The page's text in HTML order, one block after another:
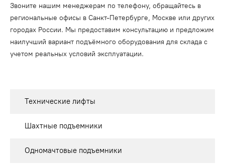
Звоните нашим менеджерам по телефону, обращайтесь в
региональные офисы в Санкт-Петербурге, Москве или других
городах России. Мы предоставим консультацию и предложим
наилучший вариант подъёмного оборудования для склада с
учетом реальных условий эксплуатации.
Технические лифты
Шахтные подъемники
Одномачтовые подъемники